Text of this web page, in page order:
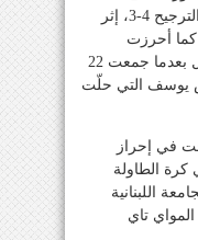
الجامعة اللبنانية الأميركية بركلات الترجيح 4-3، إثر
المباراة النهائية بالتعادل 1-1. كما أحرزت
المركز الأول في التايكواندو للرجال بعدما جمعت 22
يوسف التي حلّت
في إحراز
كرة الطاولة
اللبنانية
تاي